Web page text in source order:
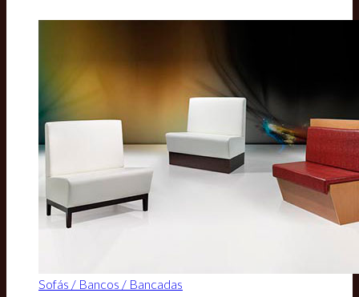
Sofás / Bancos / Bancadas